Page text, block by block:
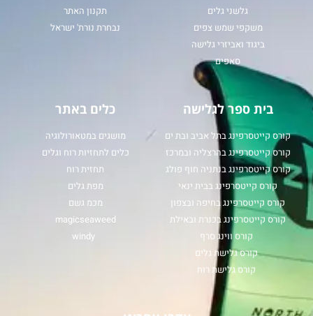
גלשני גלים
משקפי שמש צפים
ביגוד ואביזרי גלישה
סאפים
תקנון האתר
נבחרת נורת' ישראל
בית ספר לגלישה
קורס קייטסרפינג בתל אביב ובת ים
קורס קייטסרפינג בהרצליה ובמרכז
קורס קייטסרפינג בנתניה חוף פולג
קורס קייטסרפינג בבית ינאי
קורס קייטסרפינג בחיפה ובצפון
קורס קייטסרפינג בכנרת ובאילת
קורס ווינג סרף
קורס גלישת גלים
קורס גלישת רוח
כלים באתר
מושגים במטאורולוגיה
כלים לתחזיות רוח וגלים
תחזית רוח
מפת גלים
מכמ גשם
magicseaweed
windy